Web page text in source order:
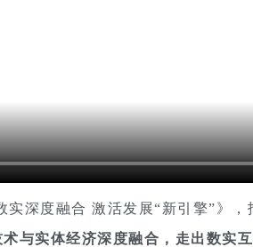
深度融合 激活发展“新引擎”》，
与实体经济深度融合，走出数实互